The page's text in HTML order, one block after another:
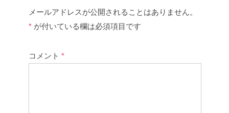
メールアドレスが公開されることはありません。
* が付いている欄は必須項目です
コメント *